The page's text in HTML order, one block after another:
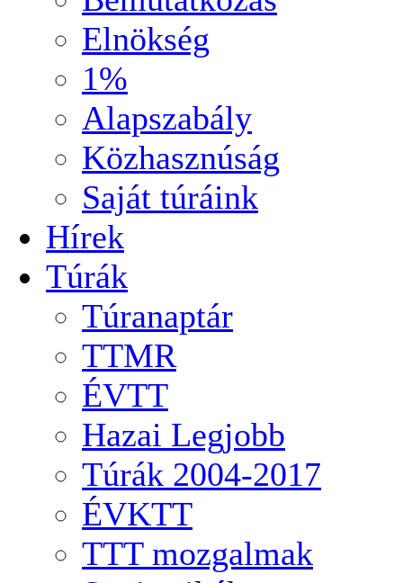
Elnökség
1%
Alapszabály
Közhasznúság
Saját túráink
Hírek
Túrák
Túranaptár
TTMR
ÉVTT
Hazai Legjobb
Túrák 2004-2017
ÉVKTT
TTT mozgalmak